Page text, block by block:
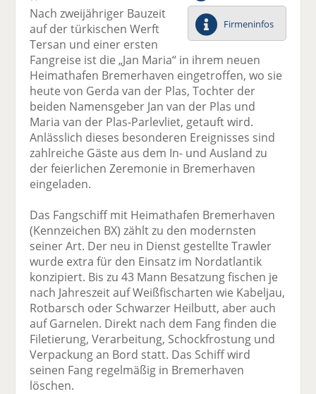
el
a
uf
ac
e
b
o
o
k
te
il
el
t
wi
er
n
el
a
uf
n
k
e
di
n
te
il
e
el
p
er
m
ai
er
se
n
el
D
ru
e
n
Firmeninfos
Nach zweijähriger Bauzeit
auf der türkischen Werft
Tersan und einer ersten
Fangreise ist die „Jan Maria“ in ihrem neuen
Heimathafen Bremerhaven eingetroffen, wo sie
heute von Gerda van der Plas, Tochter der
beiden Namensgeber Jan van der Plas und
Maria van der Plas-Parlevliet, getauft wird.
Anlässlich dieses besonderen Ereignisses sind
zahlreiche Gäste aus dem In- und Ausland zu
der feierlichen Zeremonie in Bremerhaven
eingeladen.
Das Fangschiff mit Heimathafen Bremerhaven
(Kennzeichen BX) zählt zu den modernsten
seiner Art. Der neu in Dienst gestellte Trawler
wurde extra für den Einsatz im Nordatlantik
konzipiert. Bis zu 43 Mann Besatzung fischen je
nach Jahreszeit auf Weißfischarten wie Kabeljau,
Rotbarsch oder Schwarzer Heilbutt, aber auch
auf Garnelen. Direkt nach dem Fang finden die
Filetierung, Verarbeitung, Schockfrostung und
Verpackung an Bord statt. Das Schiff wird
seinen Fang regelmäßig in Bremerhaven
löschen.